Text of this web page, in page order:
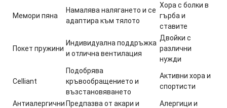
Мемори пяна
Намалява налягането и се
адаптира към тялото
Хора с болки в
гърба и
ставите
Покет пружини
Индивидуална поддръжка
и отлична вентилация
Двойки с
различни
нужди
Celliant
Подобрява
кръвообращението и
възстановяването
Активни хора и
спортисти
Антиалергични Предпазва от акари и
Алергици и